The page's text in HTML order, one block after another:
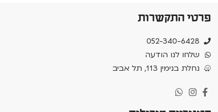
פרטי התקשרות
052-340-6428
שלחו לנו הודעה
נחלת בנימין 113, תל אביב